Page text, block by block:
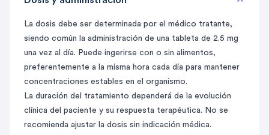
La dosis debe ser determinada por el médico tratante,
siendo común la administración de una tableta de 2.5 mg
una vez al día. Puede ingerirse con o sin alimentos,
preferentemente a la misma hora cada día para mantener
concentraciones estables en el organismo.
La duración del tratamiento dependerá de la evolución
clínica del paciente y su respuesta terapéutica. No se
recomienda ajustar la dosis sin indicación médica.